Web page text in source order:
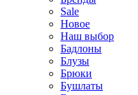
Sale
Новое
Наш выбор
Бадлоны
Блузы
Брюки
Бушлаты